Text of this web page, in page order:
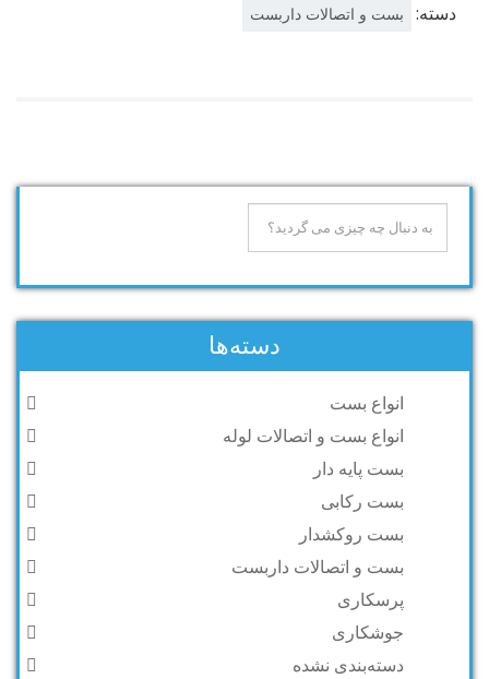
دسته: بست و اتصالات داربست
دسته‌ها
انواع بست
انواع بست و اتصالات لوله
بست پایه دار
بست رکابی
بست روکشدار
بست و اتصالات داربست
پرسکاری
جوشکاری
دسته‌بندی نشده